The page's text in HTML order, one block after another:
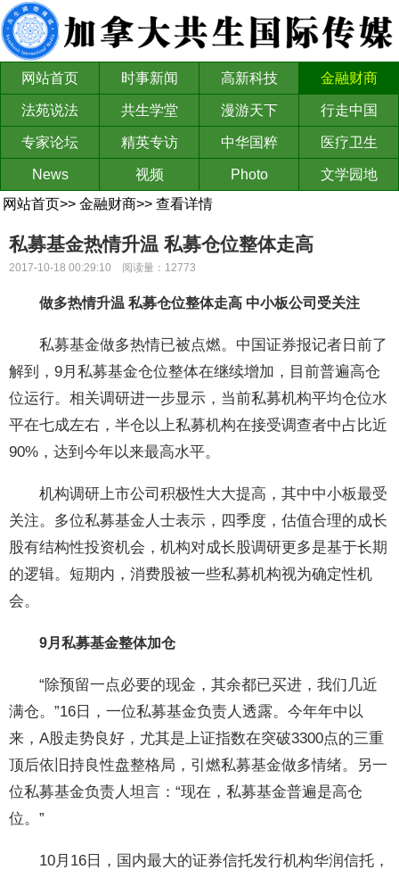
网站首页 时事新闻 高新科技 金融财商
法苑说法 共生学堂 漫游天下 行走中国
专家论坛 精英专访 中华国粹 医疗卫生
News 视频 Photo
文学园地
网站首页>> 金融财商>> 查看详情
私募基金热情升温 私募仓位整体走高
2017-10-18 00:29:10 阅读量：12773
做多热情升温 私募仓位整体走高 中小板公司受关注
私募基金做多热情已被点燃。中国证券报记者日前了
解到，9月私募基金仓位整体在继续增加，目前普遍高仓
位运行。相关调研进一步显示，当前私募机构平均仓位水
平在七成左右，半仓以上私募机构在接受调查者中占比近
90%，达到今年以来最高水平。
机构调研上市公司积极性大大提高，其中中小板最受
关注。多位私募基金人士表示，四季度，估值合理的成长
股有结构性投资机会，机构对成长股调研更多是基于长期
的逻辑。短期内，消费股被一些私募机构视为确定性机
会。
9月私募基金整体加仓
“除预留一点必要的现金，其余都已买进，我们几近
满仓。”16日，一位私募基金负责人透露。今年年中以
来，A股走势良好，尤其是上证指数在突破3300点的三重
顶后依旧持良性盘整格局，引燃私募基金做多情绪。另一
位私募基金负责人坦言：“现在，私募基金普遍是高仓
位。”
10月16日，国内最大的证券信托发行机构华润信托，